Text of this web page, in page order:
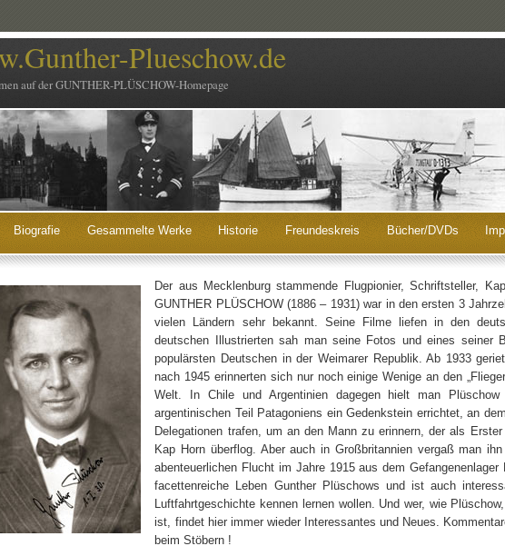
Plueschow.de
auf der GUNTHER-PLÜSCHOW-Homepage
Biografie Gesammelte Werke Historie Freundeskreis Bücher/DVDs
Der aus Mecklenburg stammende Flugpionier, Schriftsteller,
GUNTHER PLÜSCHOW (1886 – 1931) war in den ersten 3
vielen Ländern sehr bekannt. Seine Filme liefen in den
deutschen Illustrierten sah man seine Fotos und eines seiner
populärsten Deutschen in der Weimarer Republik. Ab 1933
nach 1945 erinnerten sich nur noch einige Wenige an den
Welt. In Chile und Argentinien dagegen hielt man
argentinischen Teil Patagoniens ein Gedenkstein errichtet, an
Delegationen trafen, um an den Mann zu erinnern, der als
Kap Horn überflog. Aber auch in Großbritannien vergaß man
abenteuerlichen Flucht im Jahre 1915 aus dem
facettenreiche Leben Gunther Plüschows und ist auch
Luftfahrtgeschichte kennen lernen wollen. Und wer, wie
ist, findet hier immer wieder Interessantes und Neues.
beim Stöbern !